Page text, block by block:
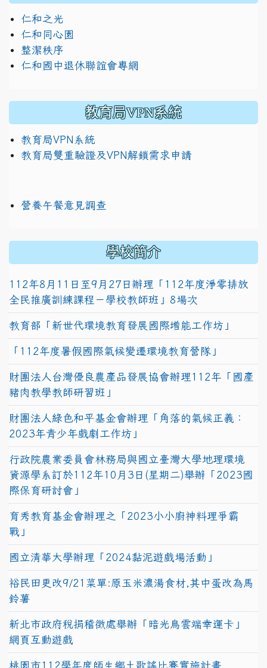
仁和之光
仁和同心園
整潔秩序
仁和國中退休聯誼會專網
教育局VPN系統
教育局VPN系統
教育局雙重驗證及VPN解鎖需求申請
營養午餐意見調查
學校簡介
112年8月11日至9月27日辦理「112年度淨零排放
全民推廣訓練課程－學校教師班」8場次
教育部「新世代環境教育發展國際增能工作坊」
「112年度暑假國際氣候變遷環境教育營隊」
財團法人台灣優良農產品發展協會辦理112年「國產
豬肉教學教師研習班」
財團法人綠色和平基金會辦理「角落的氣候正義：
2023年青少年戲劇工作坊」
行政院農業委員會林務局與國立臺灣大學地理環境
資源學系訂於112年10月3日(星期二)舉辦「2023國
際保育研討會」
育秀教育基金會辦理之「2023小小廚神料理爭霸
戰」
國立清華大學辦理「2024黏泥遊戲場活動」
裕民田更改9/21菜單:原玉米濃湯食材,其中蛋改為馬
鈴薯
新北市政府稅捐稽徵處舉辦「暗光鳥雲端幸運卡」
網頁互動遊戲
桃園市112學年度師生鄉土歌謠比賽實施計畫